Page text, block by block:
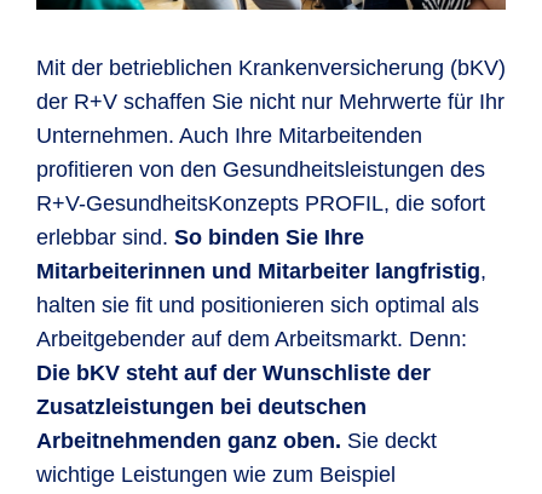
Mit der betrieblichen Krankenversicherung (bKV)
der R+V schaffen Sie nicht nur Mehrwerte für Ihr
Unternehmen. Auch Ihre Mitarbeitenden
profitieren von den Gesundheitsleistungen des
R+V-Gesund­heits­Kon­zepts PROFIL, die sofort
erlebbar sind. So binden Sie Ihre
Mitarbeiterinnen und Mitarbeiter langfristig,
halten sie fit und positionieren sich optimal als
Arbeitgebender auf dem Arbeitsmarkt. Denn:
Die bKV steht auf der Wunschliste der
Zusatzleistungen bei deutschen
Arbeitnehmenden ganz oben. Sie deckt
wichtige Leistungen wie zum Beispiel